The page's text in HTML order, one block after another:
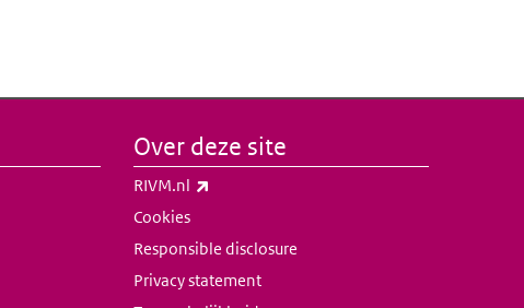
Over deze site
RIVM.nl
Cookies
Responsible disclosure
Privacy statement